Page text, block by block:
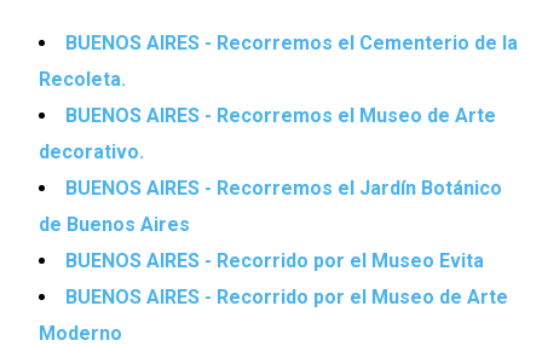
BUENOS AIRES - Recorremos el Cementerio de la
Recoleta.
BUENOS AIRES - Recorremos el Museo de Arte
decorativo.
BUENOS AIRES - Recorremos el Jardín Botánico
de Buenos Aires
BUENOS AIRES - Recorrido por el Museo Evita
BUENOS AIRES - Recorrido por el Museo de Arte
Moderno